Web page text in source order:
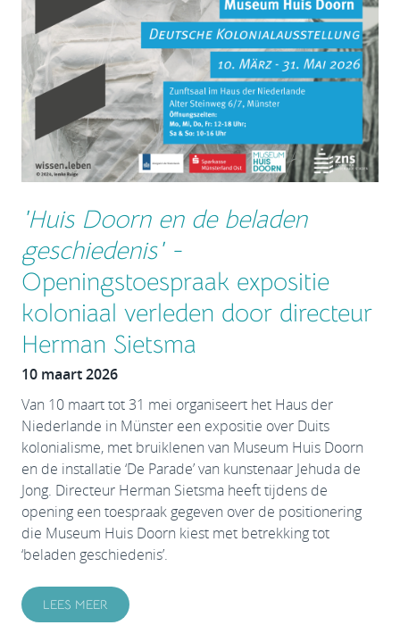
'Huis Doorn en de beladen
geschiedenis' -
Openingstoespraak expositie
koloniaal verleden door directeur
Herman Sietsma
10 maart 2026
Van 10 maart tot 31 mei organiseert het Haus der
Niederlande in Münster een expositie over Duits
kolonialisme, met bruiklenen van Museum Huis Doorn
en de installatie ‘De Parade’ van kunstenaar Jehuda de
Jong. Directeur Herman Sietsma heeft tijdens de
opening een toespraak gegeven over de positionering
die Museum Huis Doorn kiest met betrekking tot
‘beladen geschiedenis’.
LEES MEER